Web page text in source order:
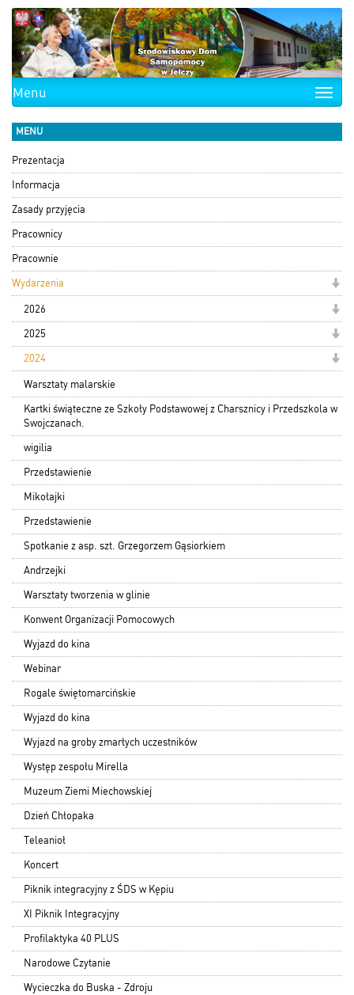
Toggle
Menu
MENU
Prezentacja
Informacja
Zasady przyjęcia
Pracownicy
Pracownie
Wydarzenia
2026
2025
2024
Warsztaty malarskie
Kartki świąteczne ze Szkoły Podstawowej z Charsznicy i Przedszkola w
Swojczanach.
wigilia
Przedstawienie
Mikołajki
Przedstawienie
Spotkanie z asp. szt. Grzegorzem Gąsiorkiem
Andrzejki
Warsztaty tworzenia w glinie
Konwent Organizacji Pomocowych
Wyjazd do kina
Webinar
Rogale świętomarcińskie
Wyjazd do kina
Wyjazd na groby zmarłych uczestników
Występ zespołu Mirella
Muzeum Ziemi Miechowskiej
Dzień Chłopaka
Teleanioł
Koncert
Piknik integracyjny z ŚDS w Kępiu
XI Piknik Integracyjny
Profilaktyka 40 PLUS
Narodowe Czytanie
Wycieczka do Buska - Zdroju